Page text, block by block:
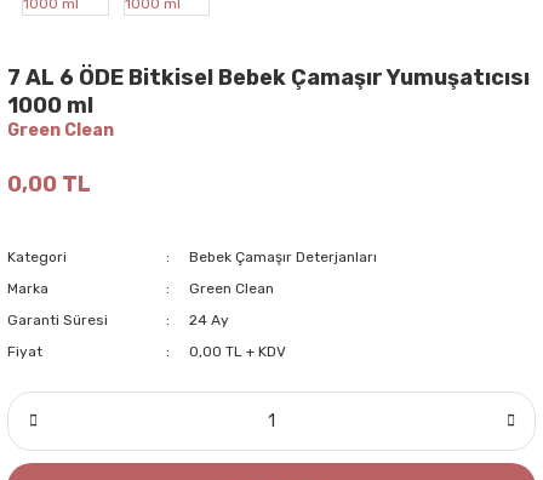
7 AL 6 ÖDE Bitkisel Bebek Çamaşır Yumuşatıcısı
1000 ml
Green Clean
0,00 TL
Kategori
Bebek Çamaşır Deterjanları
Marka
Green Clean
Garanti Süresi
24 Ay
Fiyat
0,00 TL + KDV